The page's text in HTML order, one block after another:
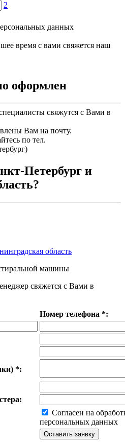
2
данных
время с вами свяжется наш
оформлен
свяжутся с Вами в
Вам на почту.
по тел.
Петербург и
?
область
машины
свяжется с Вами в
Номер телефона *:
*:
Согласен на
персональных данных